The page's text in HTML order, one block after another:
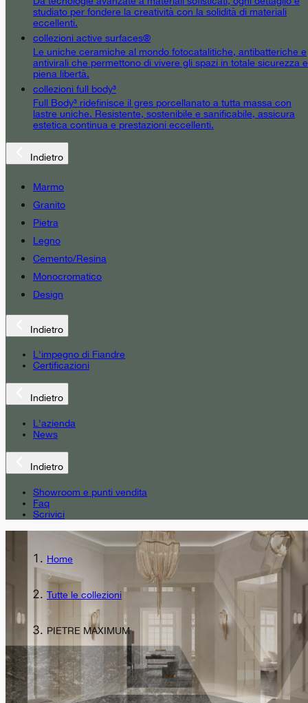
studiato per fondere la creatività con la solidità di materiali
eccellenti.
collezioni active surfaces®
Le uniche ceramiche al mondo fotocatalitiche, antibatteriche e
antivirali che permettono di vivere gli spazi in totale sicurezza e
piena libertà.
collezioni full body³
Full Body³ ridefinisce il gres porcellanato a tutta massa con
lastre uniche. Resistente, sostenibile e sanificabile, assicura
estetica continua e prestazioni eccellenti.
Indietro
Marmo
Granito
Pietra
Legno
Cemento/Resina
Monocromatico
Design
Indietro
L'impegno di Fiandre
Certificazioni
Indietro
L'azienda
News
Indietro
Showroom e punti vendita
Faq
Scrivici
Home
Tutte le collezioni
PIETRE MAXIMUM